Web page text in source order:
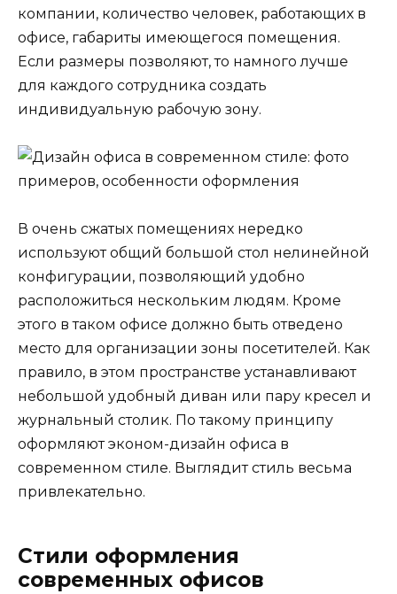
компании, количество человек, работающих в
офисе, габариты имеющегося помещения.
Если размеры позволяют, то намного лучше
для каждого сотрудника создать
индивидуальную рабочую зону.
В очень сжатых помещениях нередко
используют общий большой стол нелинейной
конфигурации, позволяющий удобно
расположиться нескольким людям. Кроме
этого в таком офисе должно быть отведено
место для организации зоны посетителей. Как
правило, в этом пространстве устанавливают
небольшой удобный диван или пару кресел и
журнальный столик. По такому принципу
оформляют эконом-дизайн офиса в
современном стиле. Выглядит стиль весьма
привлекательно.
Стили оформления
современных офисов